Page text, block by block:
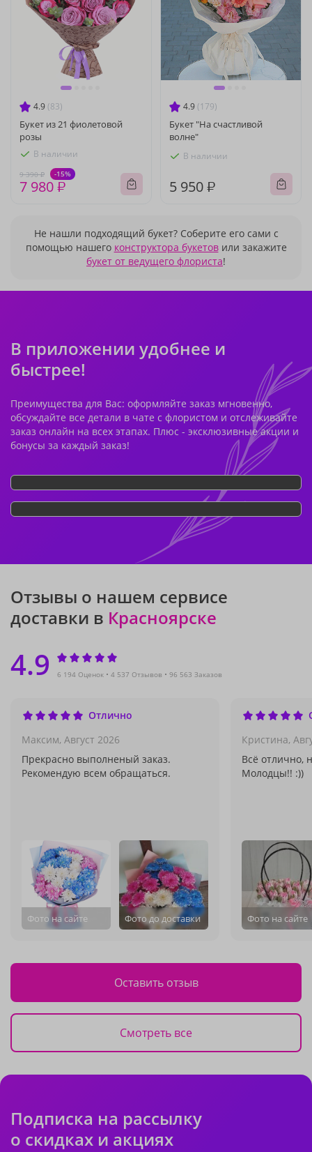
4.9 (83)
Букет из 21 фиолетовой
розы
В наличии
9 390 ₽ -15%
7 980 ₽
4.9 (179)
Букет "На счастливой
волне"
В наличии
5 950 ₽
Не нашли подходящий букет? Соберите его сами с
помощью нашего конструктора букетовили закажите
букет от ведущего флориста!
В приложении удобнее и
быстрее!
Преимущества для Вас: оформляйте заказ мгновенно,
обсуждайте все детали в чате с флористом и отслеживайте
заказ онлайн на всех этапах. Плюс - эксклюзивные акции и
бонусы за каждый заказ!
Отзывы о нашем сервисе
доставки в Красноярске
4.9 6 194 Оценок 4 537 Отзывов 96 563 Заказов
Отлично
Максим, Август 2026
Прекрасно выполненый заказ.
Рекомендую всем обращаться.
Фото на сайте Фото до доставки
Кристина,
Всё отлично,
Молодцы!! :))
Фото на сайте
Оставить отзыв
Смотреть все
Подписка на рассылку
о скидках и акциях